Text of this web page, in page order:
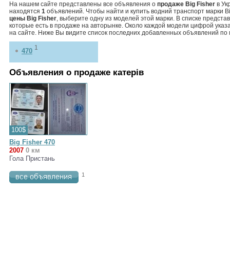
На нашем сайте представлены все объявления о продаже Big Fisher в
находятся 1 объявлений. Чтобы найти и купить водний транспорт марки
цены Big Fisher, выберите одну из моделей этой марки. В списке
которые есть в продаже на авторынке. Около каждой модели цифрой
на сайте. Ниже Вы видите список последних добавленных объявлений по
470 1
Объявления о продаже катерів
100$
Big Fisher 470
2007 0 км
Гола Пристань
1